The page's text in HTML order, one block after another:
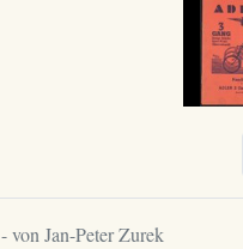
- von Jan-Peter Zurek